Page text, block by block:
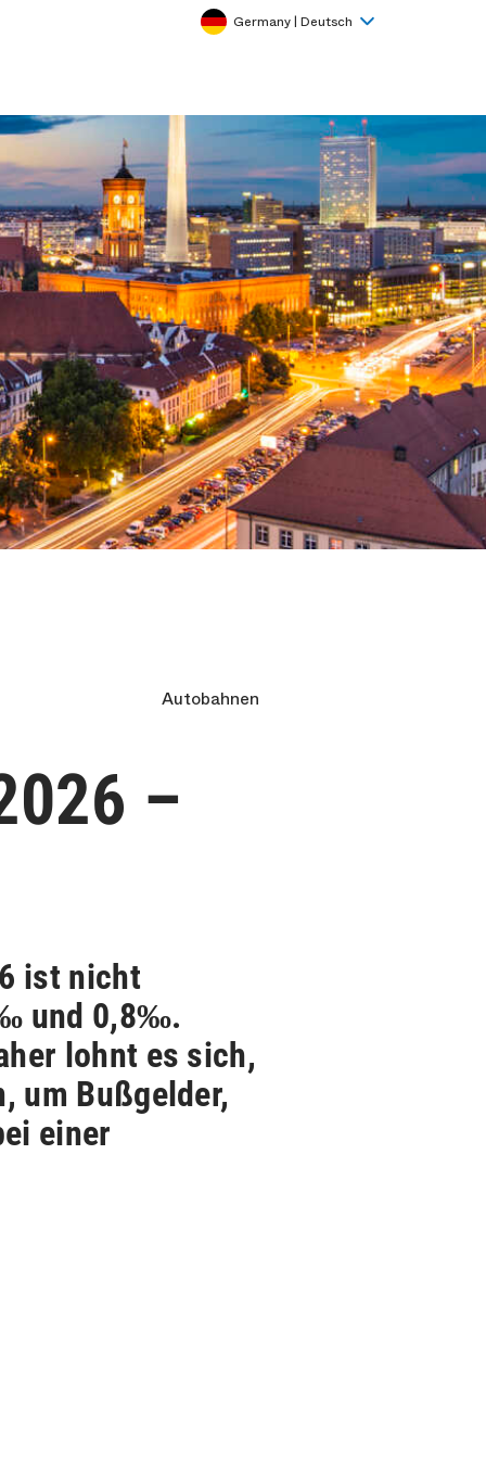
Germany | Deutsch
Autobahnen
–
ist nicht
und 0,8‰.
lohnt es sich,
um Bußgelder,
einer